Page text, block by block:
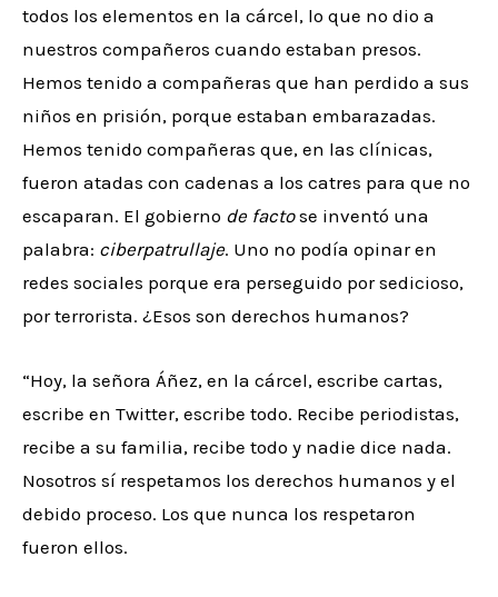
todos los elementos en la cárcel, lo que no dio a
nuestros compañeros cuando estaban presos.
Hemos tenido a compañeras que han perdido a sus
niños en prisión, porque estaban embarazadas.
Hemos tenido compañeras que, en las clínicas,
fueron atadas con cadenas a los catres para que no
escaparan. El gobierno de factose inventó una
palabra: ciberpatrullaje. Uno no podía opinar en
redes sociales porque era perseguido por sedicioso,
por terrorista. ¿Esos son derechos humanos?
“Hoy, la señora Áñez, en la cárcel, escribe cartas,
escribe en Twitter, escribe todo. Recibe periodistas,
recibe a su familia, recibe todo y nadie dice nada.
Nosotros sí respetamos los derechos humanos y el
debido proceso. Los que nunca los respetaron
fueron ellos.